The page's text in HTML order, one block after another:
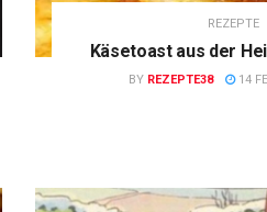
REZEPTE
Käsetoast aus der
BY REZEPTE38 14